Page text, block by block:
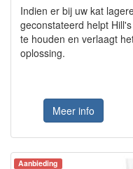
Indien er bij uw kat
geconstateerd helpt
te houden en verlaagt
oplossing.
Meer info
Aanbieding